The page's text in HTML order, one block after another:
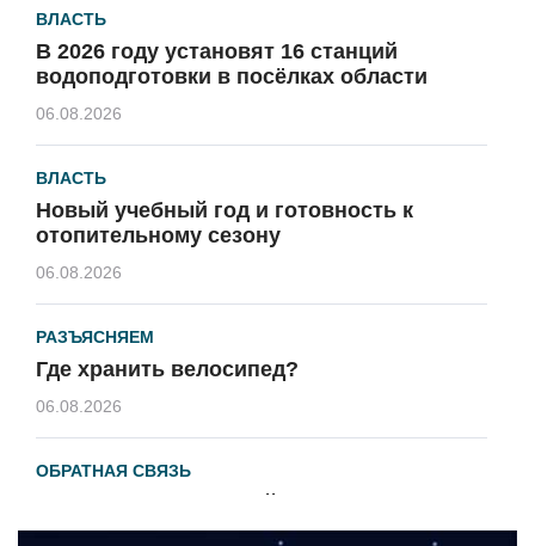
ВЛАСТЬ
В 2026 году установят 16 станций
водоподготовки в посёлках области
06.08.2026
ВЛАСТЬ
Новый учебный год и готовность к
отопительному сезону
06.08.2026
РАЗЪЯСНЯЕМ
Где хранить велосипед?
06.08.2026
ОБРАТНАЯ СВЯЗЬ
Администрация онлайн